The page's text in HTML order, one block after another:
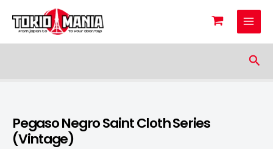
Skip to content
Pegaso Negro Saint Cloth Series
(Vintage)